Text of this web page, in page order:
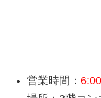
営業時間：